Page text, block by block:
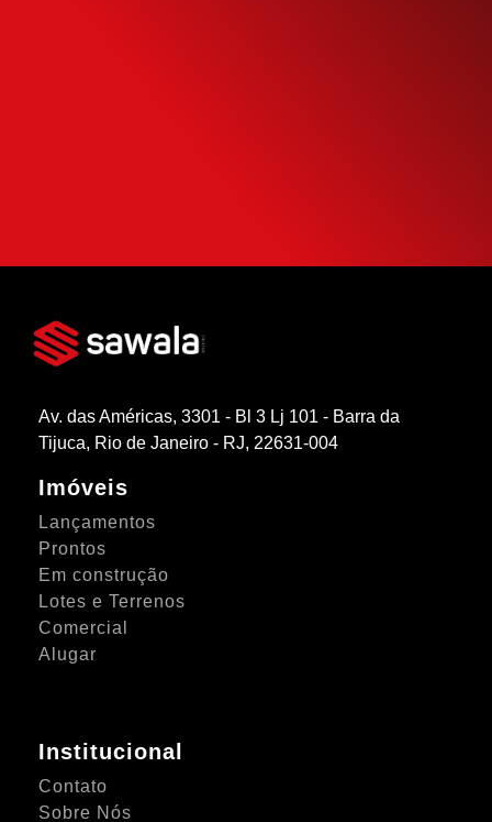
Av. das Américas, 3301 - Bl 3 Lj 101 - Barra da
Tijuca, Rio de Janeiro - RJ, 22631-004
Imóveis
Lançamentos
Prontos
Em construção
Lotes e Terrenos
Comercial
Alugar
Institucional
Contato
Sobre Nós